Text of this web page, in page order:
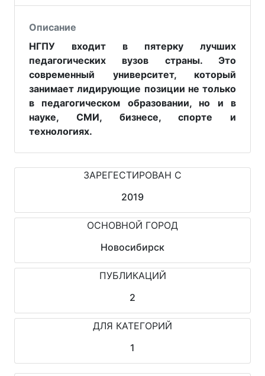
Описание
НГПУ входит в пятерку лучших
педагогических вузов страны. Это
современный университет, который
занимает лидирующие позиции не только
в педагогическом образовании, но и в
науке, СМИ, бизнесе, спорте и
технологиях.
ЗАРЕГЕСТИРОВАН С
2019
ОСНОВНОЙ ГОРОД
Новосибирск
ПУБЛИКАЦИЙ
2
ДЛЯ КАТЕГОРИЙ
1